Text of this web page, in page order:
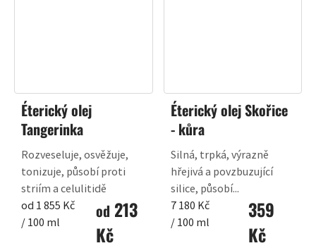
Éterický olej
Tangerinka
od 213
Kč
Měrná
cena:
od 1 855 Kč
/ 100 ml
Rozveseluje, osvěžuje,
tonizuje, působí proti
striím a celulitidě
Éterický olej Skořice
- kůra
359
Kč
Měrná
cena:
7 180 Kč
/ 100 ml
Silná, trpká, výrazně
hřejivá a povzbuzující
silice, působí...